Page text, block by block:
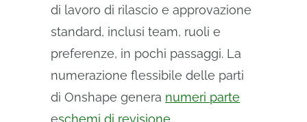
di lavoro di rilascio e approvazione
standard, inclusi team, ruoli e
preferenze, in pochi passaggi. La
numerazione flessibile delle parti
di Onshape genera numeri parte
eschemi di revisione,